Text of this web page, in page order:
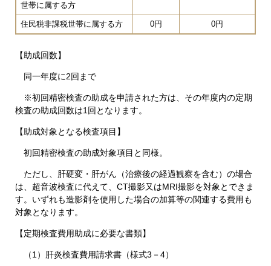
世帯に属する方
住民税非課税世帯に属する方 0円 0円
【助成回数】
同一年度に2回まで
※初回精密検査の助成を申請された方は、その年度内の定期
検査の助成回数は1回となります。
【助成対象となる検査項目】
初回精密検査の助成対象項目と同様。
ただし、肝硬変・肝がん（治療後の経過観察を含む）の場合
は、超音波検査に代えて、CT撮影又はMRI撮影を対象とできま
す。いずれも造影剤を使用した場合の加算等の関連する費用も
対象となります。
【定期検査費用助成に必要な書類】
（1）肝炎検査費用請求書（様式3－4）